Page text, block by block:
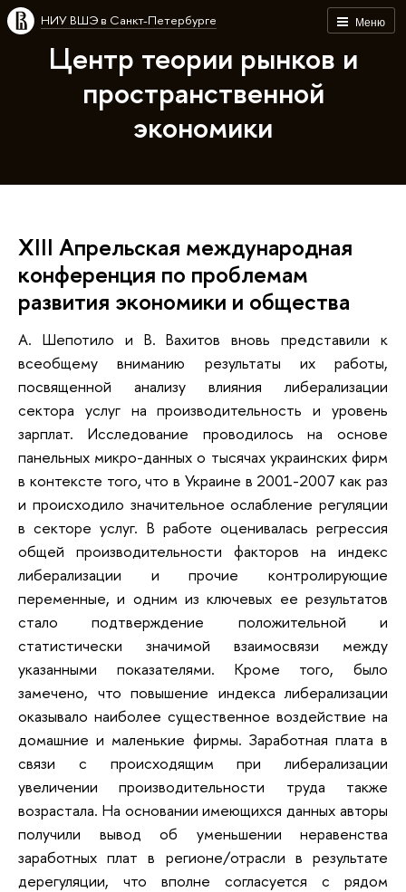
Меню
НИУ ВШЭ в Санкт-Петербурге
Центр теории рынков и
пространственной
экономики
XIII Апрельская международная
конференция по проблемам
развития экономики и общества
А. Шепотило и В. Вахитов вновь представили к
всеобщему вниманию результаты их работы,
посвященной анализу влияния либерализации
сектора услуг на производительность и уровень
зарплат. Исследование проводилось на основе
панельных микро-данных о тысячах украинских фирм
в контексте того, что в Украине в 2001-2007 как раз
и происходило значительное ослабление регуляции
в секторе услуг. В работе оценивалась регрессия
общей производительности факторов на индекс
либерализации и прочие контролирующие
переменные, и одним из ключевых ее результатов
стало подтверждение положительной и
статистически значимой взаимосвязи между
указанными показателями. Кроме того, было
замечено, что повышение индекса либерализации
оказывало наиболее существенное воздействие на
домашние и маленькие фирмы. Заработная плата в
связи с происходящим при либерализации
увеличении производительности труда также
возрастала. На основании имеющихся данных авторы
получили вывод об уменьшении неравенства
заработных плат в регионе/отрасли в результате
дерегуляции, что вполне согласуется с рядом